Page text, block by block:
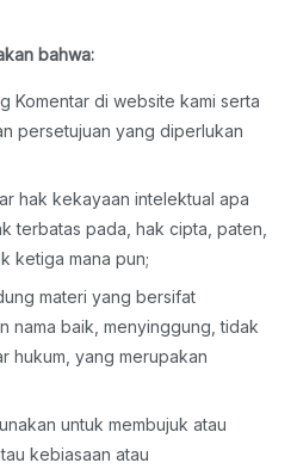
bahwa:
Komentar di website kami serta
persetujuan yang diperlukan
hak kekayaan intelektual apa
terbatas pada, hak cipta, paten,
ketiga mana pun;
materi yang bersifat
nama baik, menyinggung, tidak
hukum, yang merupakan
untuk membujuk atau
kebiasaan atau